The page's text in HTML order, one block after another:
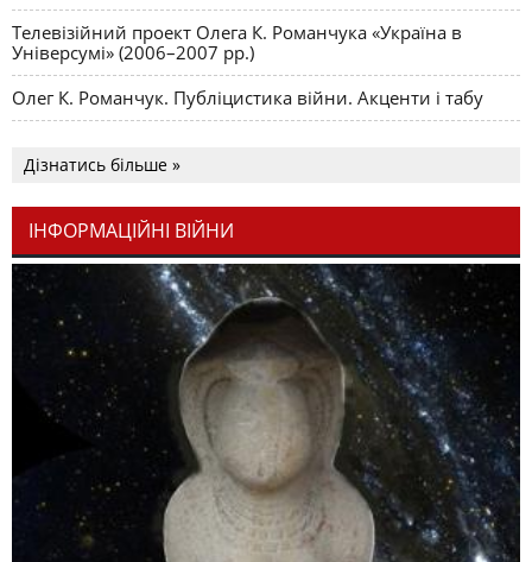
Телевізійний проект Олега К. Романчука «Україна в
Універсумі» (2006–2007 рр.)
Олег К. Романчук. Публіцистика війни. Акценти і табу
Дізнатись більше »
ІНФОРМАЦІЙНІ ВІЙНИ